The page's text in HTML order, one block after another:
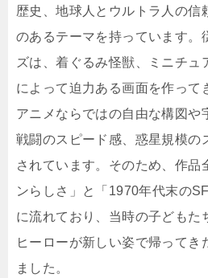
歴史、地球人とウルトラ人の信
のあるテーマを持っています。
ズは、着ぐるみ怪獣、ミニチュ
によって迫力ある画面を作って
アニメならではの自由な構図や
戦闘のスピード感、惑星規模の
されています。そのため、作品
ンらしさ」と「1970年代末の
に流れており、当時の子どもた
ヒーローが新しい姿で帰ってき
ました。